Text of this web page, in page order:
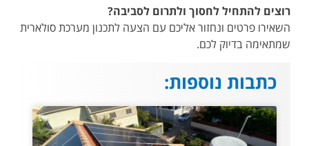
רוצים להתחיל לחסוך ולתרום לסביבה?
השאירו פרטים ונחזור אליכם עם הצעה לתכנון מערכת סולארית
שמתאימה בדיוק לכם.
כתבות נוספות: